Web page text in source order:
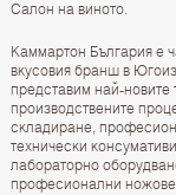
Салон на виното.
Каммартон България е
вкусовия бранш в
представим най-новите
производствените
складиране,
технически
лабораторно
професионални ножове